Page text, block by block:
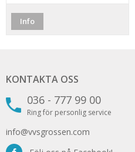
Info
KONTAKTA OSS
036 - 777 99 00
Ring för personlig service
info@vvsgrossen.com